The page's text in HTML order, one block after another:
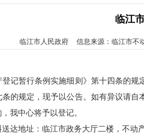
临江
临江市人民政府 信息来源：临江市不
暂行条例实施细则》第十四条的规
的规定，现予以公告。如有异议请自
我中心将予以登记。
地址：临江市政务大厅二楼，不动